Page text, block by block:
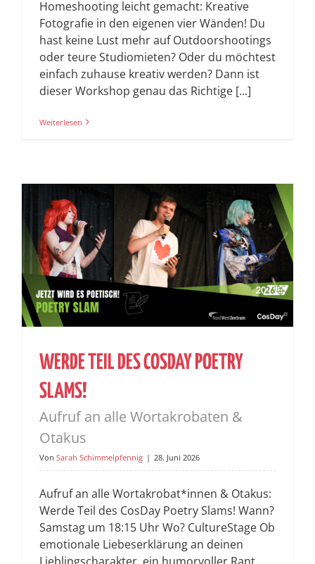
Homeshooting leicht gemacht: Kreative
Fotografie in den eigenen vier Wänden! Du
hast keine Lust mehr auf Outdoorshootings
oder teure Studiomieten? Oder du möchtest
einfach zuhause kreativ werden? Dann ist
dieser Workshop genau das Richtige [...]
Weiterlesen
WERDE TEIL DES COSDAY POETRY
SLAMS!
Aufruf an alle Wortakrobaten &
Otakus
Von Sarah Schimmelpfennig | 28. Juni 2026
Aufruf an alle Wortakrobat*innen & Otakus:
Werde Teil des CosDay Poetry Slams! Wann?
Samstag um 18:15 Uhr Wo? CultureStage Ob
emotionale Liebeserklärung an deinen